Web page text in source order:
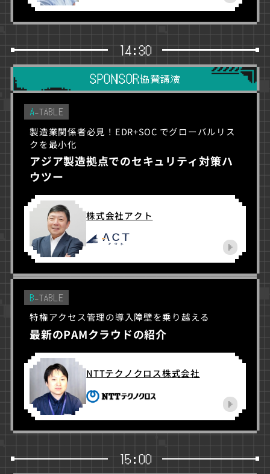
14:30
SPONSOR協賛講演
A-TABLE
製造業関係者必見！EDR+SOC でグローバルリス
クを最小化
アジア製造拠点でのセキュリティ対策ハ
ウツー
株式会社アクト
B-TABLE
特権アクセス管理の導入障壁を乗り越える
最新のPAMクラウドの紹介
NTTテクノクロス株式会社
15:00